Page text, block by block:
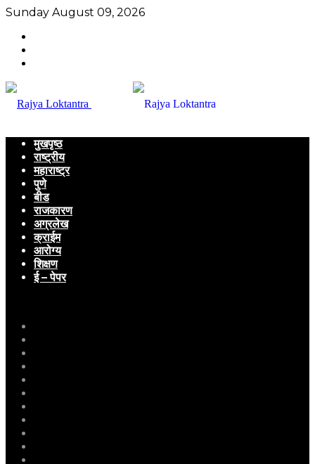
Sunday August 09, 2026
मुखपृष्ठ
राष्ट्रीय
महाराष्ट्र
पुणे
बीड
राजकारण
अग्रलेख
क्राईम
आरोग्य
शिक्षण
ई – पेपर